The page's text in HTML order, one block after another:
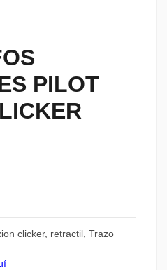
PILOT
clicker, retractil, Trazo